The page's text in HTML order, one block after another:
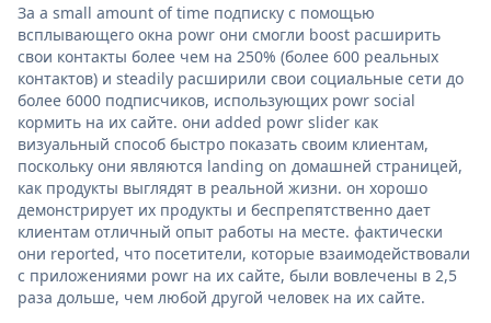
За a small amount of time подписку с помощью
всплывающего окна powr они смогли boost расширить
свои контакты более чем на 250% (более 600 реальных
контактов) и steadily расширили свои социальные сети до
более 6000 подписчиков, использующих powr social
кормить на их сайте. они added powr slider как
визуальный способ быстро показать своим клиентам,
поскольку они являются landing on домашней страницей,
как продукты выглядят в реальной жизни. он хорошо
демонстрирует их продукты и беспрепятственно дает
клиентам отличный опыт работы на месте. фактически
они reported, что посетители, которые взаимодействовали
с приложениями powr на их сайте, были вовлечены в 2,5
раза дольше, чем любой другой человек на их сайте.